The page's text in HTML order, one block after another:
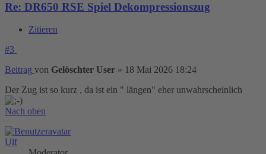
Re: DR650 RSE Spiel Dekompressionszug
Zitieren
#3
Beitrag von Gelöschter User » 18 Mai 2026 18:24
Der Zug ist so kurz , da ist ein " längen" eher unwahrscheinlich
Nach oben
Ulf